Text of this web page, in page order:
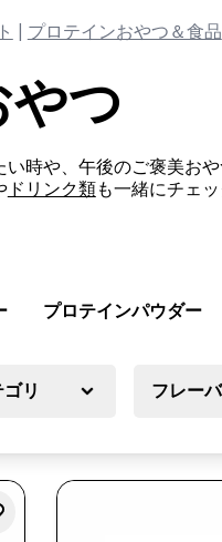
プロテインおやつ＆食品
つ
い時や、午後のご褒美お
ドリンク類も一緒にチェ
プロテインパウダー
リ フレー